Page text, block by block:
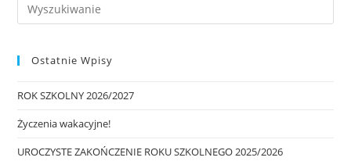
Ostatnie Wpisy
ROK SZKOLNY 2026/2027
Życzenia wakacyjne!
UROCZYSTE ZAKOŃCZENIE ROKU SZKOLNEGO 2025/2026